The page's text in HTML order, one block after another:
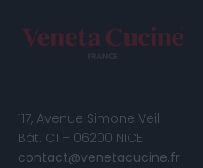
117, Avenue Simone Veil
Bât. C1 – 06200 NICE
contact@venetacucine.fr